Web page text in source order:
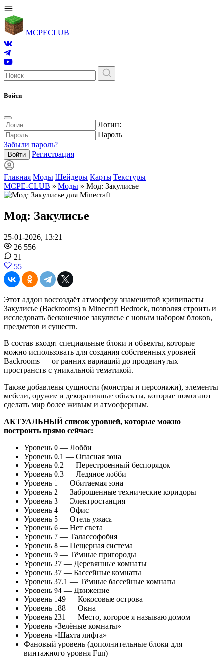
MCPECLUB
Войти
Логин:
Пароль
Забыли пароль?
Войти Регистрация
Главная Моды Шейдеры Карты Текстуры
MCPE-CLUB » Моды » Мод: Закулисье
Мод: Закулисье
25-01-2026, 13:21
26 556
21
55
Этот аддон воссоздаёт атмосферу знаменитой крипипасты
Закулисье (Backrooms) в Minecraft Bedrock, позволяя строить и
исследовать бесконечное закулисье с новым набором блоков,
предметов и существ.
В состав входят специальные блоки и объекты, которые
можно использовать для создания собственных уровней
Backrooms — от ранних вариаций до продвинутых
пространств с уникальной тематикой.
Также добавлены сущности (монстры и персонажи), элементы
мебели, оружие и декоративные объекты, которые помогают
сделать мир более живым и атмосферным.
АКТУАЛЬНЫЙ список уровней, которые можно
построить прямо сейчас:
Уровень 0 — Лобби
Уровень 0.1 — Опасная зона
Уровень 0.2 — Перестроенный беспорядок
Уровень 0.3 — Ледяное лобби
Уровень 1 — Обитаемая зона
Уровень 2 — Заброшенные технические коридоры
Уровень 3 — Электростанция
Уровень 4 — Офис
Уровень 5 — Отель ужаса
Уровень 6 — Нет света
Уровень 7 — Талассофобия
Уровень 8 — Пещерная система
Уровень 9 — Тёмные пригороды
Уровень 27 — Деревянные комнаты
Уровень 37 — Бассейные комнаты
Уровень 37.1 — Тёмные бассейные комнаты
Уровень 94 — Движение
Уровень 149 — Кокосовые острова
Уровень 188 — Окна
Уровень 231 — Место, которое я называю домом
Уровень «Зелёные комнаты»
Уровень «Шахта лифта»
Фановый уровень (дополнительные блоки для
винтажного уровня Fun)